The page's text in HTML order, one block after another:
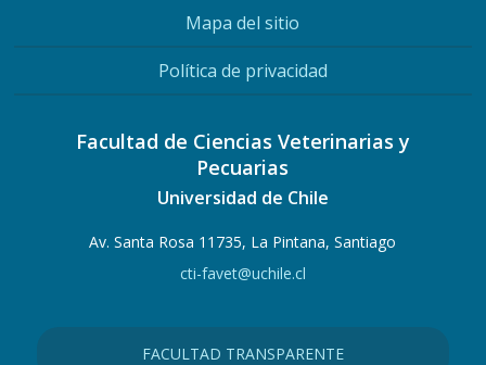
Mapa del sitio
Política de privacidad
Facultad de Ciencias Veterinarias y
Pecuarias
Universidad de Chile
Av. Santa Rosa 11735, La Pintana, Santiago
cti-favet@uchile.cl
FACULTAD TRANSPARENTE